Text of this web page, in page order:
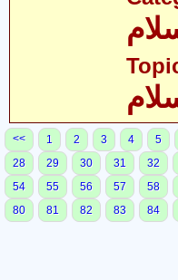
<< 1 2 3 4 5
28
29 30 31 32
54
55 56 57 58
80
81 82 83 84